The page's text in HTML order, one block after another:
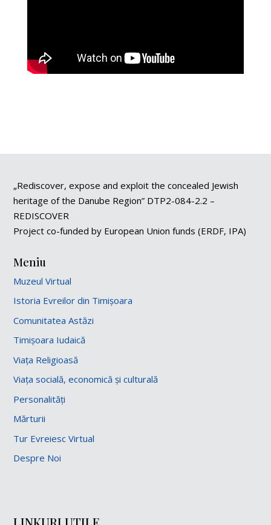
„Rediscover, expose and exploit the concealed Jewish
heritage of the Danube Region” DTP2-084-2.2 –
REDISCOVER
Project co-funded by European Union funds (ERDF, IPA)
Meniu
Muzeul Virtual
Istoria Evreilor din Timișoara
Comunitatea Astăzi
Timișoara Iudaică
Viața Religioasă
Viața socială, economică și culturală
Personalități
Mărturii
Tur Evreiesc Virtual
Despre Noi